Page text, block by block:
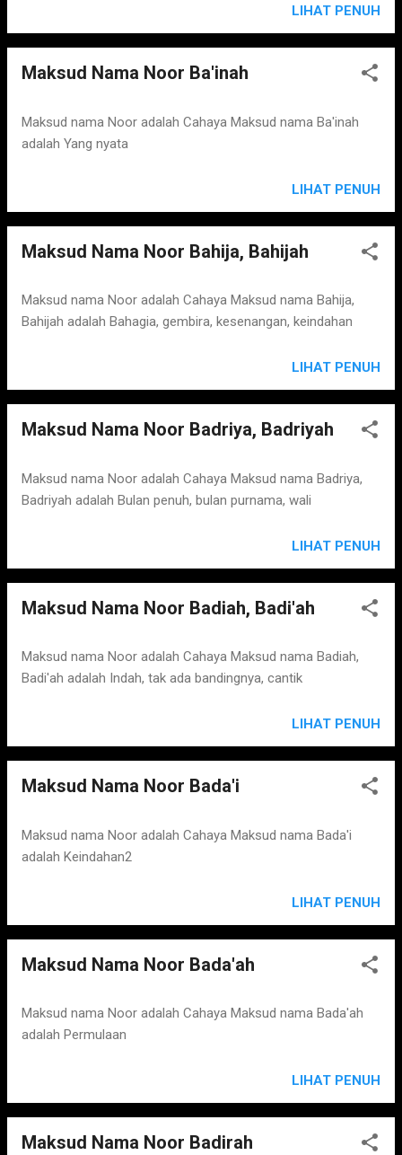
LIHAT PENUH
Maksud Nama Noor Ba'inah
Maksud nama Noor adalah Cahaya Maksud nama Ba'inah
adalah Yang nyata
LIHAT PENUH
Maksud Nama Noor Bahija, Bahijah
Maksud nama Noor adalah Cahaya Maksud nama Bahija,
Bahijah adalah Bahagia, gembira, kesenangan, keindahan
LIHAT PENUH
Maksud Nama Noor Badriya, Badriyah
Maksud nama Noor adalah Cahaya Maksud nama Badriya,
Badriyah adalah Bulan penuh, bulan purnama, wali
LIHAT PENUH
Maksud Nama Noor Badiah, Badi'ah
Maksud nama Noor adalah Cahaya Maksud nama Badiah,
Badi'ah adalah Indah, tak ada bandingnya, cantik
LIHAT PENUH
Maksud Nama Noor Bada'i
Maksud nama Noor adalah Cahaya Maksud nama Bada'i
adalah Keindahan2
LIHAT PENUH
Maksud Nama Noor Bada'ah
Maksud nama Noor adalah Cahaya Maksud nama Bada'ah
adalah Permulaan
LIHAT PENUH
Maksud Nama Noor Badirah